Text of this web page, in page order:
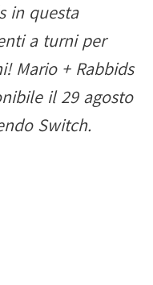
in questa
a turni per
Mario + Rabbids
il 29 agosto
Switch.